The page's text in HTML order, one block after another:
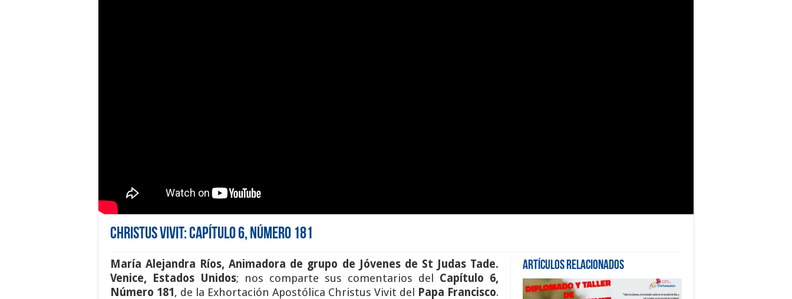
Christus Vivit: Capítulo 6, Número 181
Artículos Relacionados
María Alejandra Ríos, Animadora de grupo de Jóvenes de St Judas Tade.
Venice, Estados Unidos; nos comparte sus comentarios del Capítulo 6,
Número 181, de la Exhortación Apostólica Christus Vivit del Papa Francisco.